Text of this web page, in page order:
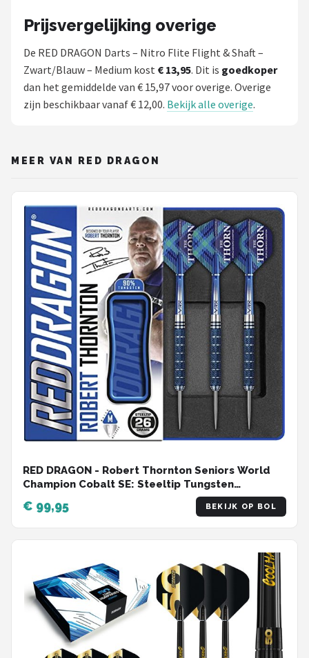
Prijsvergelijking overige
De RED DRAGON Darts – Nitro Flite Flight & Shaft –
Zwart/Blauw – Medium kost € 13,95. Dit is goedkoper
dan het gemiddelde van € 15,97 voor overige. Overige
zijn beschikbaar vanaf € 12,00. Bekijk alle overige.
MEER VAN RED DRAGON
RED DRAGON - Robert Thornton Seniors World
Champion Cobalt SE: Steeltip Tungsten
Dartpijlen Professioneel - 26 gram
€ 99,95 BEKIJK OP BOL